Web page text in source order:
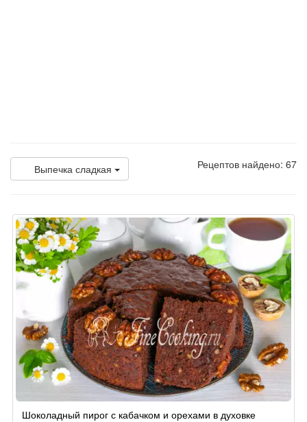
Выпечка сладкая Рецептов найдено: 67
Шоколадный пирог с кабачком и орехами в духовке